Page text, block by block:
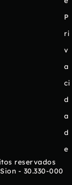
P
ri
v
a
ci
d
a
d
e
reservados
- 30.330-000